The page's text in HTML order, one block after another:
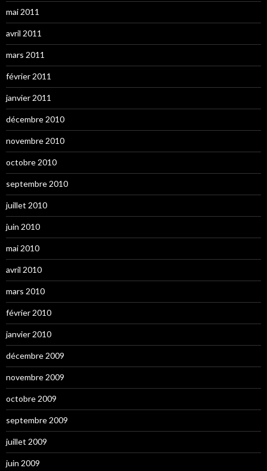
mai 2011
avril 2011
mars 2011
février 2011
janvier 2011
décembre 2010
novembre 2010
octobre 2010
septembre 2010
juillet 2010
juin 2010
mai 2010
avril 2010
mars 2010
février 2010
janvier 2010
décembre 2009
novembre 2009
octobre 2009
septembre 2009
juillet 2009
juin 2009